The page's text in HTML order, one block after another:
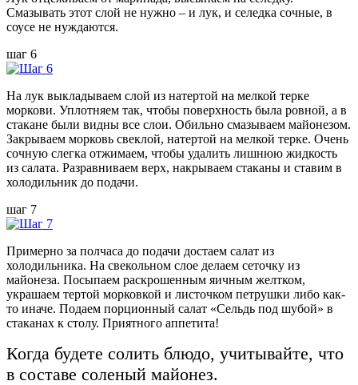
Смазывать этот слой не нужно – и лук, и селедка сочные, в
соусе не нуждаются.
шаг 6
На лук выкладываем слой из натертой на мелкой терке
моркови. Уплотняем так, чтобы поверхность была ровной, а в
стакане были видны все слои. Обильно смазываем майонезом.
Закрываем морковь свеклой, натертой на мелкой терке. Очень
сочную слегка отжимаем, чтобы удалить лишнюю жидкость
из салата. Разравниваем верх, накрываем стаканы и ставим в
холодильник до подачи.
шаг 7
Примерно за полчаса до подачи достаем салат из
холодильника. На свекольном слое делаем сеточку из
майонеза. Посыпаем раскрошенным яичным желтком,
украшаем тертой морковкой и листочком петрушки либо как-
то иначе. Подаем порционный салат «Сельдь под шубой» в
стаканах к столу. Приятного аппетита!
Когда будете солить блюдо, учитывайте, что
в составе соленый майонез.